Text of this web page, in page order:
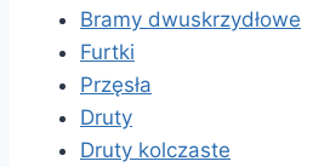
Bramy dwuskrzydłowe
Furtki
Przęsła
Druty
Druty kolczaste